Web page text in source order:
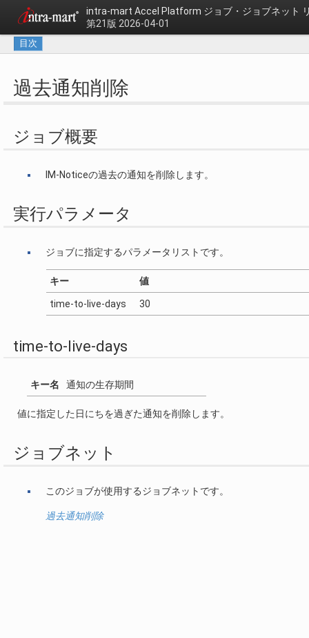
intra-mart Accel Platform ジョブ・ジョブネット
第21版 2026-04-01
目次
過去通知削除
ジョブ概要
IM-Noticeの過去の通知を削除します。
実行パラメータ
ジョブに指定するパラメータリストです。
キー 値
time-to-live-days 30
time-to-live-days
キー名 通知の生存期間
値に指定した日にちを過ぎた通知を削除します。
ジョブネット
このジョブが使用するジョブネットです。
過去通知削除